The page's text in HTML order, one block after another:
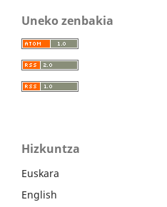
Uneko zenbakia
Hizkuntza
Euskara
English